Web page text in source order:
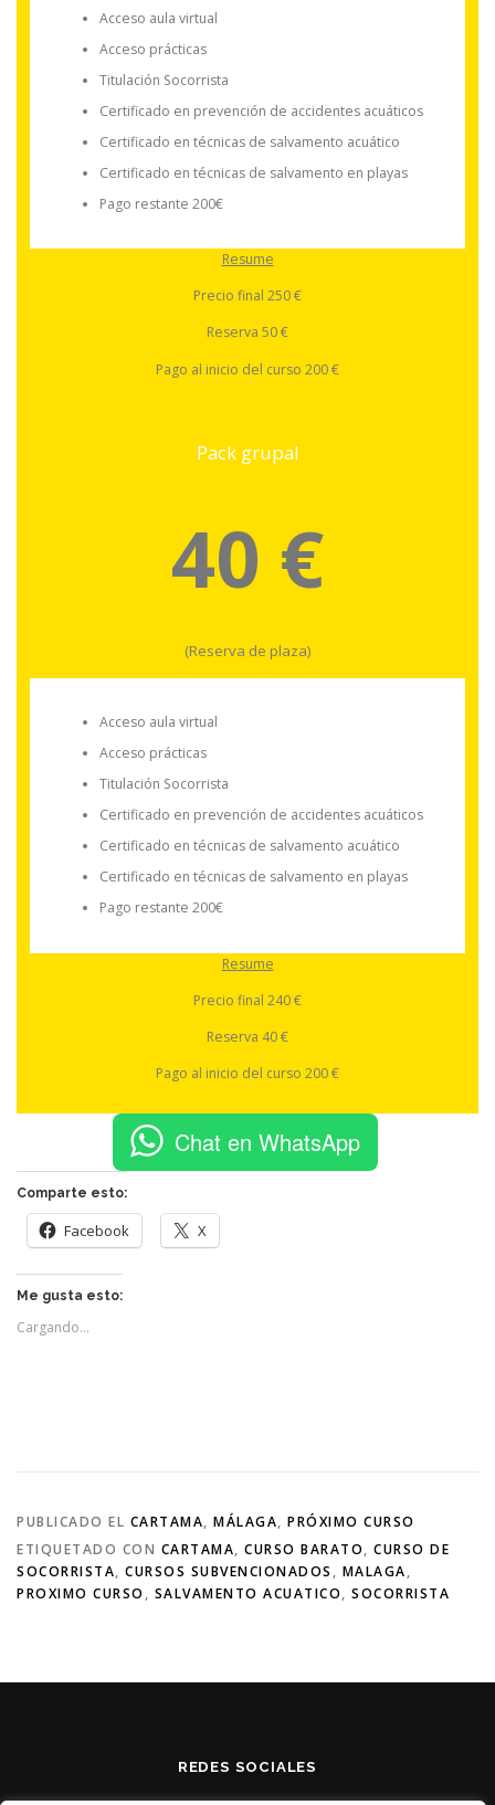
Acceso aula virtual
Acceso prácticas
Titulación Socorrista
Certificado en prevención de accidentes acuáticos
Certificado en técnicas de salvamento acuático
Certificado en técnicas de salvamento en playas
Pago restante 200€
Resume
Precio final 250 €
Reserva 50 €
Pago al inicio del curso 200 €
Pack grupal
40 €
(Reserva de plaza)
Acceso aula virtual
Acceso prácticas
Titulación Socorrista
Certificado en prevención de accidentes acuáticos
Certificado en técnicas de salvamento acuático
Certificado en técnicas de salvamento en playas
Pago restante 200€
Resume
Precio final 240 €
Reserva 40 €
Pago al inicio del curso 200 €
Chat en WhatsApp
Comparte esto:
Facebook X
Me gusta esto:
Cargando...
PUBLICADO EL CARTAMA, MÁLAGA, PRÓXIMO CURSO
ETIQUETADO CON CARTAMA, CURSO BARATO, CURSO DE
SOCORRISTA, CURSOS SUBVENCIONADOS , MALAGA,
PROXIMO CURSO , SALVAMENTO ACUATICO, SOCORRISTA
REDES SOCIALES